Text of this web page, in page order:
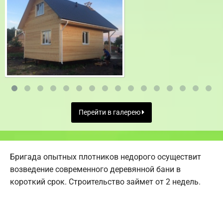
Перейти в галерею
Бригада опытных плотников недорого осуществит
возведение современного деревянной бани в
короткий срок. Строительство займет от 2 недель.